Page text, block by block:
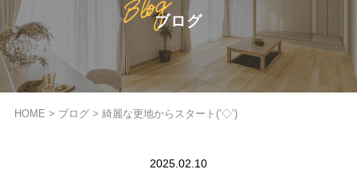
ブログ
HOME > ブログ> 綺麗な更地からスタート(‘◇’)ゞ
2025.02.10